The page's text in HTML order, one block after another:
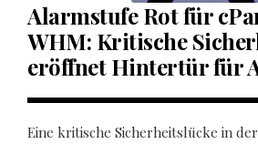
Alarmstufe Rot für
WHM: Kritische
eröffnet Hintertür für
Eine kritische Sicherheitslücke in